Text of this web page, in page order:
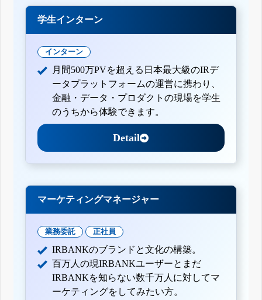
学生インターン
インターン
月間500万PVを超える日本最大級のIRデ
ータプラットフォームの運営に携わり、
金融・データ・プロダクトの現場を学生
のうちから体験できます。
Detail
マーケティングマネージャー
業務委託 正社員
IRBANKのブランドと文化の構築。
百万人の現IRBANKユーザーとまだ
IRBANKを知らない数千万人に対してマ
ーケティングをしてみたい方。